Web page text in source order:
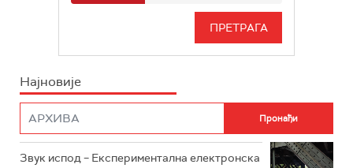
РАДИО БЕОГРАД 3
РАДИО РОКЕНРОЛЕР
ИНФО
Најновије
Звук испод – Експериментална електронска